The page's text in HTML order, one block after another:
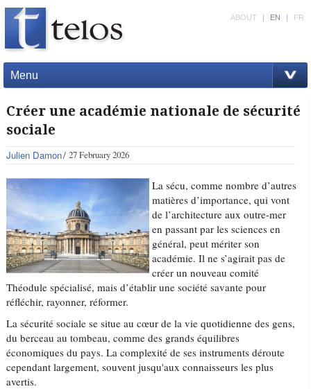
Menu
ABOUT | EN | FR
Créer une académie nationale de sécurité
sociale
Julien Damon 27 February 2026
La sécu, comme nombre d’autres
matières d’importance, qui vont
de l’architecture aux outre-mer
en passant par les sciences en
général, peut mériter son
académie. Il ne s’agirait pas de
créer un nouveau comité
Théodule spécialisé, mais d’établir une société savante pour
réfléchir, rayonner, réformer.
La sécurité sociale se situe au cœur de la vie quotidienne des gens,
du berceau au tombeau, comme des grands équilibres
économiques du pays. La complexité de ses instruments déroute
cependant largement, souvent jusqu'aux connaisseurs les plus
avertis.